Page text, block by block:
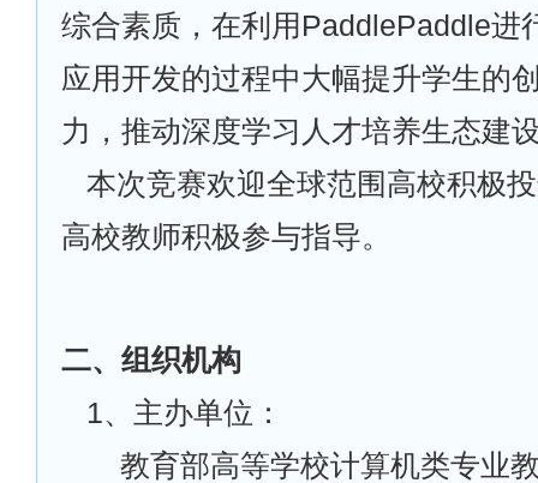
综合素质，在利用PaddlePaddle进
应用开发的过程中大幅提升学生的
力，推动深度学习人才培养生态建
本次竞赛欢迎全球范围高校积极
高校教师积极参与指导。
二、组织机构
1、主办单位：
教育部高等学校计算机类专业